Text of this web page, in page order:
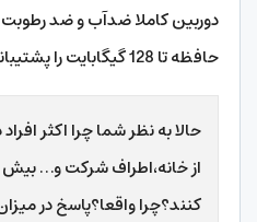
دوربین کاملا ضدآب و ضد رطوبت
حافظه تا 128 گیگابایت را پشتیبانی می کند.
حالا به نظر شما چرا اکثر
از خانه،اطراف شرکت و… بیش
کنند؟چرا واقعا؟پاسخ در